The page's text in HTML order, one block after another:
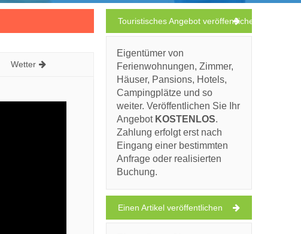
Wetter
Touristisches Angebot veröffentlichen
Eigentümer von
Ferienwohnungen, Zimmer,
Häuser, Pansions, Hotels,
Campingplätze und so
weiter. Veröffentlichen Sie Ihr
Angebot KOSTENLOS.
Zahlung erfolgt erst nach
Eingang einer bestimmten
Anfrage oder realisierten
Buchung.
Einen Artikel veröffentlichen